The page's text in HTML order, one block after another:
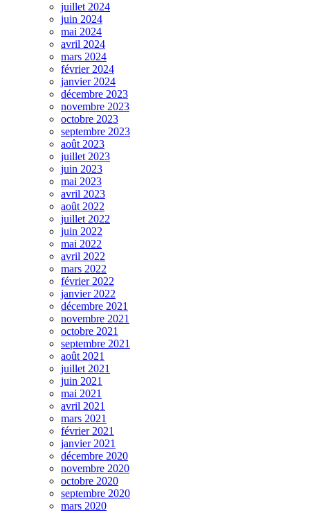
juillet 2024
juin 2024
mai 2024
avril 2024
mars 2024
février 2024
janvier 2024
décembre 2023
novembre 2023
octobre 2023
septembre 2023
août 2023
juillet 2023
juin 2023
mai 2023
avril 2023
août 2022
juillet 2022
juin 2022
mai 2022
avril 2022
mars 2022
février 2022
janvier 2022
décembre 2021
novembre 2021
octobre 2021
septembre 2021
août 2021
juillet 2021
juin 2021
mai 2021
avril 2021
mars 2021
février 2021
janvier 2021
décembre 2020
novembre 2020
octobre 2020
septembre 2020
mars 2020